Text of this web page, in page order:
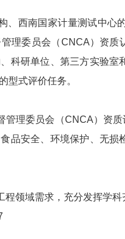
、西南国家计量测试中心
理委员会（CNCA）资
科研单位、第三方实验
型式评价任务。
管理委员会（CNCA）资
品安全、环境保护、无
程领域需求，充分发挥学